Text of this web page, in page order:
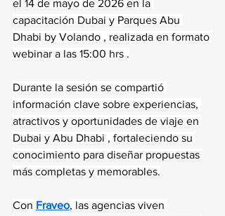
el 14 de mayo de 2026 en la
capacitación Dubai y Parques Abu
Dhabi by Volando , realizada en formato
webinar a las 15:00 hrs .
Durante la sesión se compartió
información clave sobre experiencias,
atractivos y oportunidades de viaje en
Dubai y Abu Dhabi , fortaleciendo su
conocimiento para diseñar propuestas
más completas y memorables.
Con Fraveo, las agencias viven